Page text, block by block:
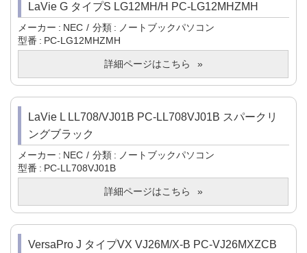
LaVie G タイプS LG12MH/H PC-LG12MHZMH
メーカー NEC 分類
ノートブックパソコン
型番
PC-LG12MHZMH
詳細ページはこちら
LaVie L LL708/VJ01B PC-LL708VJ01B スパークリ
ングブラック
メーカー NEC 分類
ノートブックパソコン
型番
PC-LL708VJ01B
詳細ページはこちら
VersaPro J タイプVX VJ26M/X-B PC-VJ26MXZCB